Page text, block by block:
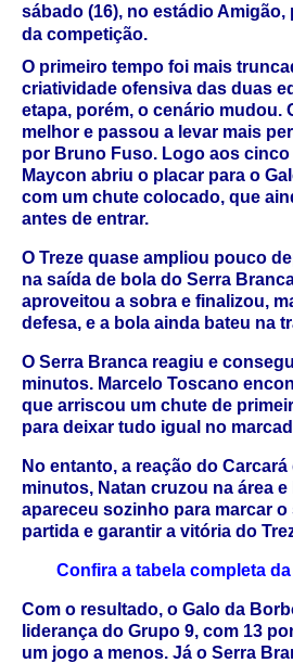
sábado (16), no estádio Amigão,
da competição.
O primeiro tempo foi mais
criatividade ofensiva das duas
etapa, porém, o cenário mudou.
melhor e passou a levar mais
por Bruno Fuso. Logo aos
Maycon abriu o placar para o
com um chute colocado, que
antes de entrar.
O Treze quase ampliou pouco
na saída de bola do Serra
aproveitou a sobra e finalizou,
defesa, e a bola ainda bateu na
O Serra Branca reagiu e
minutos. Marcelo Toscano
que arriscou um chute de
para deixar tudo igual no
No entanto, a reação do
minutos, Natan cruzou na área
apareceu sozinho para marcar
partida e garantir a vitória do
Confira a tabela completa da
Com o resultado, o Galo da
liderança do Grupo 9, com 13
um jogo a menos. Já o Serra